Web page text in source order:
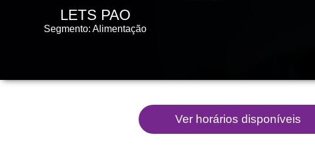
LETS PAO
Segmento: Alimentação